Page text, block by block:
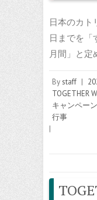
日本のカト
日までを「
月間」と定
Bystaff |
TOGETHER
キャンペーン
行事
|